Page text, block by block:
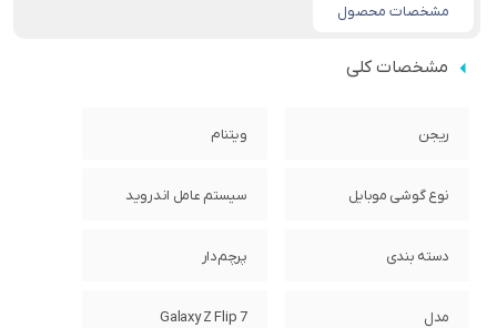
مشخصات محصول
مشخصات کلی
ریجن ویتنام
نوع گوشی موبایل سیستم عامل اندروید
دسته ‌بندی پرچم‌دار
مدل Galaxy Z Flip 7